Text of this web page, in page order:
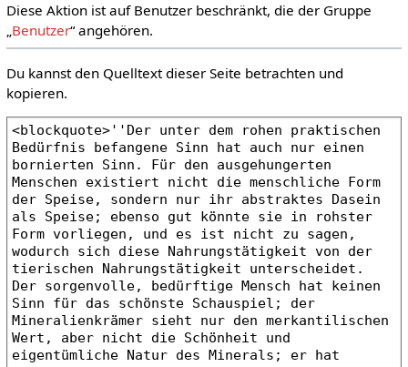
Diese Aktion ist auf Benutzer beschränkt, die der Gruppe
„Benutzer“ angehören.
Du kannst den Quelltext dieser Seite betrachten und
kopieren.